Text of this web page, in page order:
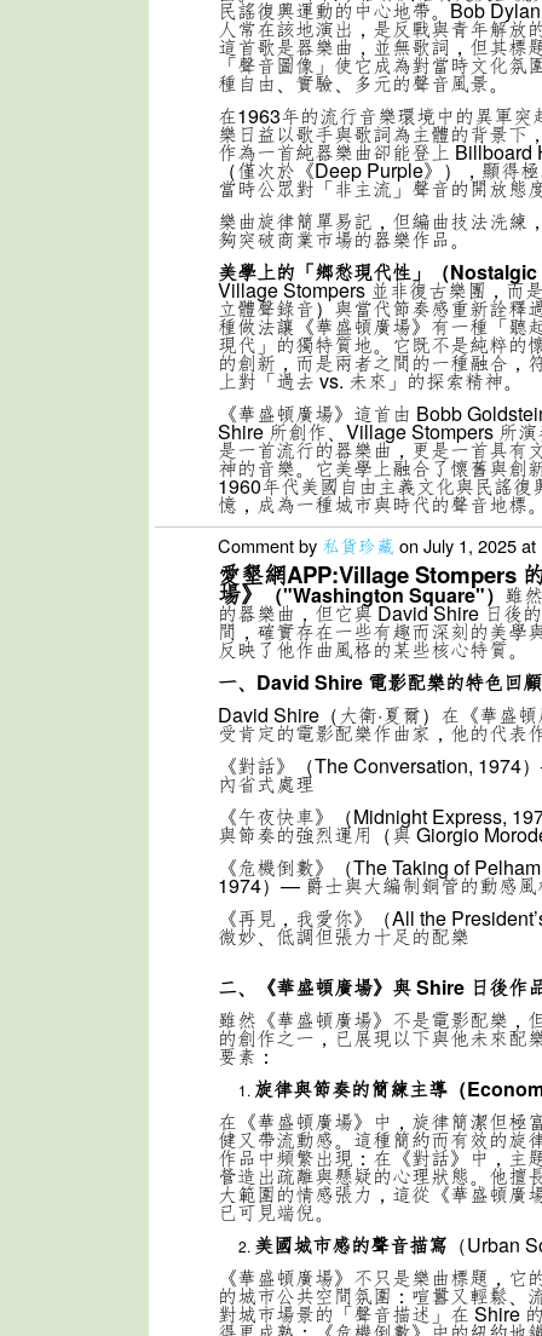
民謠復興運動的中心地帶。Bob
人常在該地演出，是反戰與青年解放
這首歌是器樂曲，並無歌詞，但其標
「聲音圖像」使它成為對當時文化氛
種自由、實驗、多元的聲音風景。
在1963年的流行音樂環境中的異軍突
樂日益以歌手與歌詞為主體的背景下
作為一首純器樂曲卻能登上 Billboard
（僅次於《Deep Purple》），顯得
當時公眾對「非主流」聲音的開放態
樂曲旋律簡單易記，但編曲技法洗練
夠突破商業市場的器樂作品。
美學上的「鄉愁現代性」（
Village Stompers 並非復古樂團，而
立體聲錄音）與當代節奏感重新詮釋
種做法讓《華盛頓廣場》有一種「聽
現代」的獨特質地。它既不是純粹的
的創新，而是兩者之間的一種融合，
上對「過去 vs. 未來」的探索精神。
《華盛頓廣場》這首由 Bobb
Shire 所創作、Village Stompers 所
是一首流行的器樂曲，更是一首具有
神的音樂。它美學上融合了懷舊與創
1960年代美國自由主義文化與民謠復
憶，成為一種城市與時代的聲音地標
Comment by 私貨珍藏 on July 1, 2025 at
愛墾網APP:Village Stompers
場》 （"Washington Square"） 雖
的器樂曲，但它與 David Shire 日後
間，確實存在一些有趣而深刻的美學
反映了他作曲風格的某些核心特質。
一、David Shire 電影配樂的特色回顧
David Shire（大衛·夏爾）在《華盛
受肯定的電影配樂作曲家，他的代表
《對話》（The Conversation, 1974
內省式處理
《午夜快車》（Midnight Express,
與節奏的強烈運用（與 Giorgio
《危機倒數》（The Taking of
1974）— 爵士與大編制銅管的動感風
《再見，我愛你》（All the
微妙、低調但張力十足的配樂
二、《華盛頓廣場》與 Shire 日後作
雖然《華盛頓廣場》不是電影配樂，
的創作之一，已展現以下與他未來配
要素：
旋律與節奏的簡練主導（
在《華盛頓廣場》中，旋律簡潔但極
健又帶流動感。這種簡約而有效的旋
作品中頻繁出現：在《對話》中，主
營造出疏離與懸疑的心理狀態。 他擅
大範圍的情感張力，這從《華盛頓廣
已可見端倪。
美國城市感的聲音描寫 （Urban
《華盛頓廣場》不只是樂曲標題，它
的城市公共空間氛圍：喧囂又輕鬆、
對城市場景的「聲音描述」在 Shire